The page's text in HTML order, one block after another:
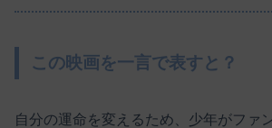
この映画を一言で表すと？
自分の運命を変えるため、少年がファ